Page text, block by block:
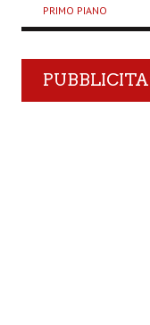
PRIMO PIANO